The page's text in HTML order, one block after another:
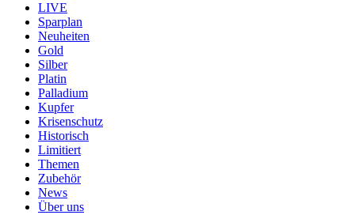
LIVE
Sparplan
Neuheiten
Gold
Silber
Platin
Palladium
Kupfer
Krisenschutz
Historisch
Limitiert
Themen
Zubehör
News
Über uns